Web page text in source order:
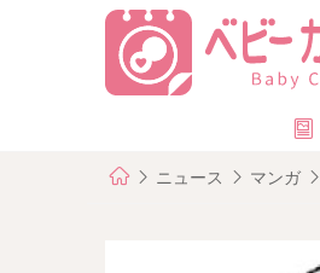
ニュース マンガ